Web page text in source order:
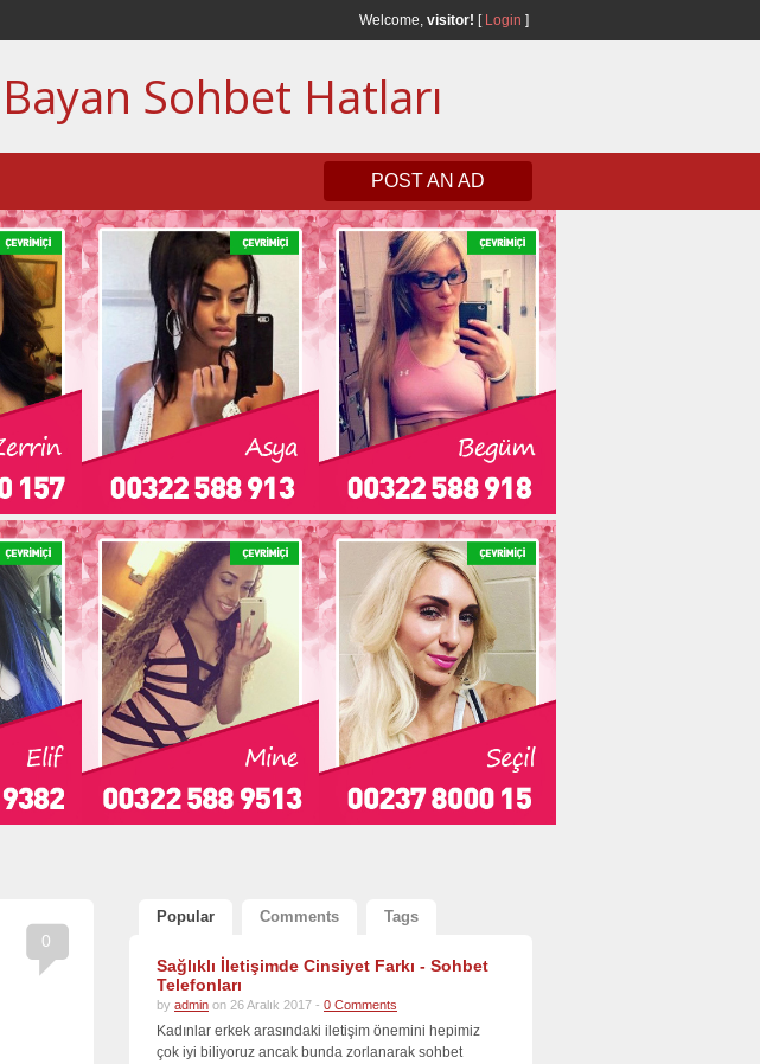
Welcome, visitor! [ Login ]
Sohbet Hatları
POST AN AD
0
Popular Comments Tags
Sağlıklı İletişimde Cinsiyet Farkı - Sohbet
Telefonları
by admin on 26 Aralık 2017 - 0 Comments
Kadınlar erkek arasındaki iletişim önemini hepimiz
çok iyi biliyoruz ancak bunda zorlanarak sohbet